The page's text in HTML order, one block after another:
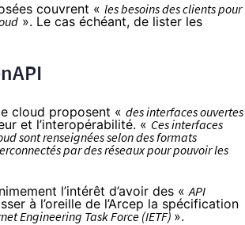
couvrent « les besoins des clients pour
». Le cas échéant, de lister les
cloud proposent « des interfaces
et l’interopérabilité. « Ces interfaces
sont renseignées selon des formats
par des réseaux pour pouvoir les
l’intérêt d’avoir des «API
à l’oreille de l’Arcep la spécification
Engineering Task Force (IETF) ».